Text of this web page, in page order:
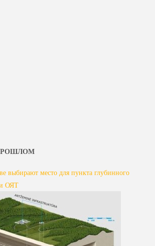
выбирают место для пункта глубинного
ОЯТ